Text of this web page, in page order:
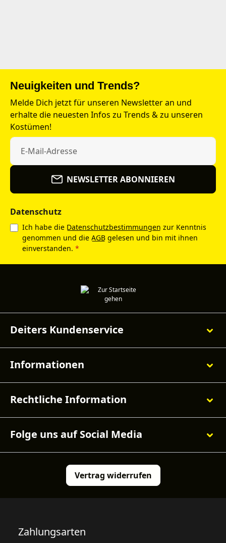
Neuigkeiten und Trends?
Melde Dich jetzt für unseren Newsletter an und
erhalte die neuesten Infos zu Trends & zu unseren
Kostümen!
NEWSLETTER ABONNIEREN
Datenschutz
Ich habe die Datenschutzbestimmungen zur Kenntnis
genommen und die AGB gelesen und bin mit ihnen
einverstanden. *
Deiters Kundenservice
Informationen
Rechtliche Information
Folge uns auf Social Media
Vertrag widerrufen
Zahlungsarten